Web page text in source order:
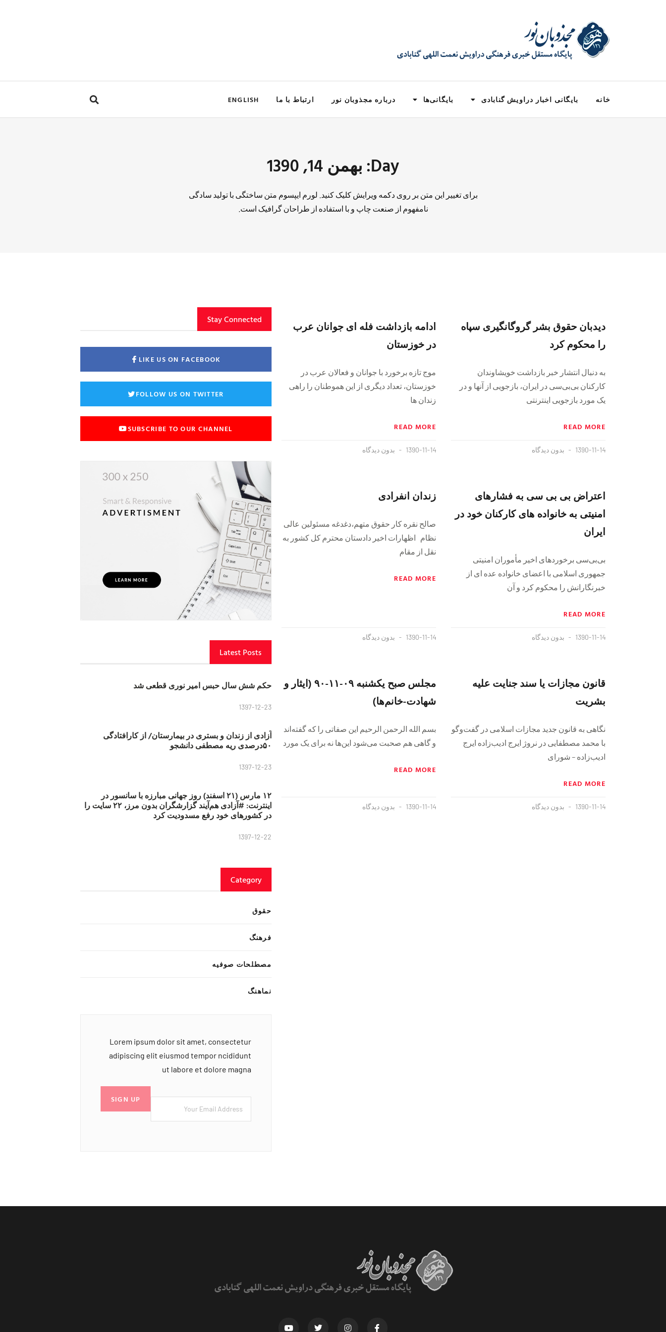
خانه بایگانی اخبار دراویش گنابادی بایگانی‌ها درباره مجذوبان نور ارتباط با ما ENGLISH
Day: بهمن 14, 1390
برای تغییر این متن بر روی دکمه ویرایش کلیک کنید. لورم ایپسوم متن ساختگی با تولید سادگی
نامفهوم از صنعت چاپ و با استفاده از طراحان گرافیک است.
دیدبان حقوق بشر گروگانگیری سپاه
را محکوم کرد
به دنبال انتشار خبر بازداشت خویشاوندان
کارکنان بی‌بی‌سی در ایران، بازجویی از آنها و در
یک مورد بازجویی اینترنتی
READ MORE
1390-11-14 بدون دیدگاه
ادامه بازداشت فله ای جوانان عرب
در خوزستان
موج تازه برخورد با جوانان و فعالان عرب در
خوزستان، تعداد دیگری از این هموطنان را راهی
زندان ها
READ MORE
1390-11-14 بدون دیدگاه
اعتراض بی بی سی به فشارهای
امنیتی به خانواده های کارکنان خود در
ایران
بی‌بی‌سی برخوردهای اخیر مأموران امنیتی
جمهوری اسلامی با اعضای خانواده عده ای از
خبرنگارانش را محکوم کرد و آن
READ MORE
1390-11-14 بدون دیدگاه
زندان انفرادی
صالح نقره کار حقوق متهم،دغدغه مسئولین عالی
نظام اظهارات اخیر دادستان محترم کل کشور به
نقل از مقام
READ MORE
1390-11-14 بدون دیدگاه
قانون مجازات یا سند جنایت علیه
بشریت
نگاهی به قانون جدید مجازات اسلامی در گفت‌وگو
با محمد مصطفایی در نروژ ایرج ادیب‌زاده ایرج
ادیب‌زاده – شورای
READ MORE
1390-11-14 بدون دیدگاه
مجلس صبح یکشنبه ۰۹-۱۱-۹۰ (ایثار و
شهادت-خانم‌ها)
بسم الله الرحمن الرحیم این صفاتی را که گفته‌اند
و گاهی هم صحبت می‌شود این‌ها نه برای یک مورد
READ MORE
1390-11-14 بدون دیدگاه
Stay Connected
LIKE US ON FACEBOOK
FOLLOW US ON TWITTER
SUBSCRIBE TO OUR CHANNEL
Latest Posts
حکم شش سال حبس امیر نوری قطعی شد
1397-12-23
آزادی از زندان و بستری در بیمارستان/ از کارافتادگی
۵۰درصدی ریه مصطفی دانشجو
1397-12-23
۱۲ مارس (۲۱ اسفند) روز جهانی مبارزه با سانسور در
اینترنت: #آزادی هم‌آیند گزارشگران‌ بدون مرز، ۲۲ سایت را
در کشورهای خود رفع مسدودیت کرد
1397-12-22
Category
حقوق
فرهنگ
مصطلحات صوفیه
نماهنگ
Lorem ipsum dolor sit amet, consectetur
adipiscing elit eiusmod tempor ncididunt
ut labore et dolore magna
SIGN UP